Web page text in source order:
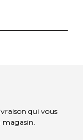
qui vous